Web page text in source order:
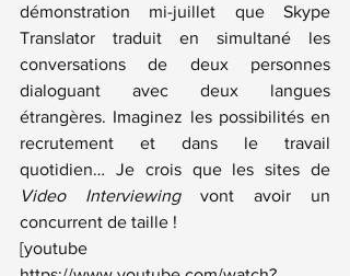
démonstration mi-juillet que Skype
Translator traduit en simultané les
conversations de deux personnes
dialoguant avec deux langues
étrangères. Imaginez les possibilités en
recrutement et dans le travail
Video Interviewing vont avoir un
concurrent de taille !
[youtube